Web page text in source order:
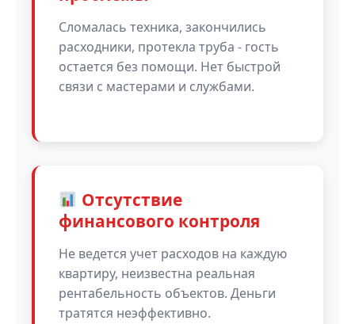
Сломалась техника, закончились
расходники, протекла труба - гость
остается без помощи. Нет быстрой
связи с мастерами и службами.
Отсутствие
финансового контроля
Не ведется учет расходов на каждую
квартиру, неизвестна реальная
рентабельность объектов. Деньги
тратятся неэффективно.